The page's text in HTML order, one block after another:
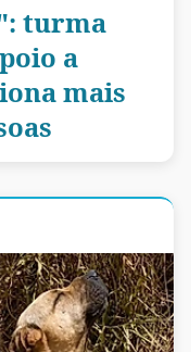
turma
a
mais